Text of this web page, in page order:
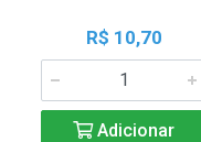
R$ 10,70
Adicionar